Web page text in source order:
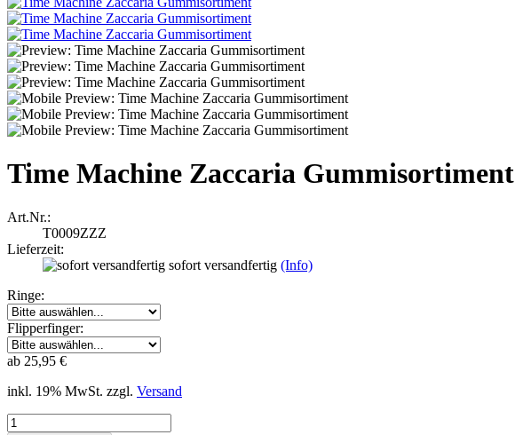
Time Machine Zaccaria Gummisortiment
Art.Nr.:
T0009ZZZ
Lieferzeit:
sofort versandfertig (Info)
Ringe:
Flipperfinger:
ab 25,95 €
inkl. 19% MwSt. zzgl. Versand